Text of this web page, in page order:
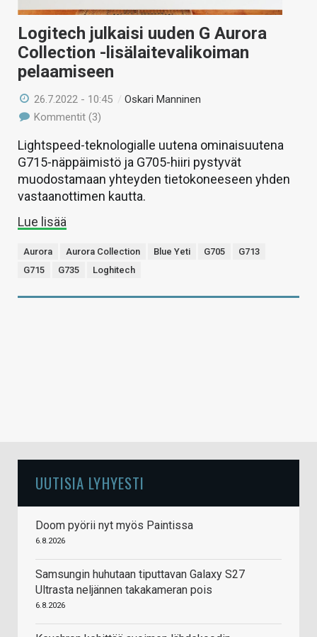
HAKU
Logitech julkaisi uuden G Aurora
Collection -lisälaitevalikoiman
pelaamiseen
26.7.2022 - 10:45 /Oskari Manninen
Kommentit (3)
Lightspeed-teknologialle uutena ominaisuutena
G715-näppäimistö ja G705-hiiri pystyvät
muodostamaan yhteyden tietokoneeseen yhden
vastaanottimen kautta.
Lue lisää
Aurora Aurora Collection Blue Yeti G705
G713
G715
G735 Loghitech
UUTISIA LYHYESTI
Doom pyörii nyt myös Paintissa
6.8.2026
Samsungin huhutaan tiputtavan Galaxy S27
Ultrasta neljännen takakameran pois
6.8.2026